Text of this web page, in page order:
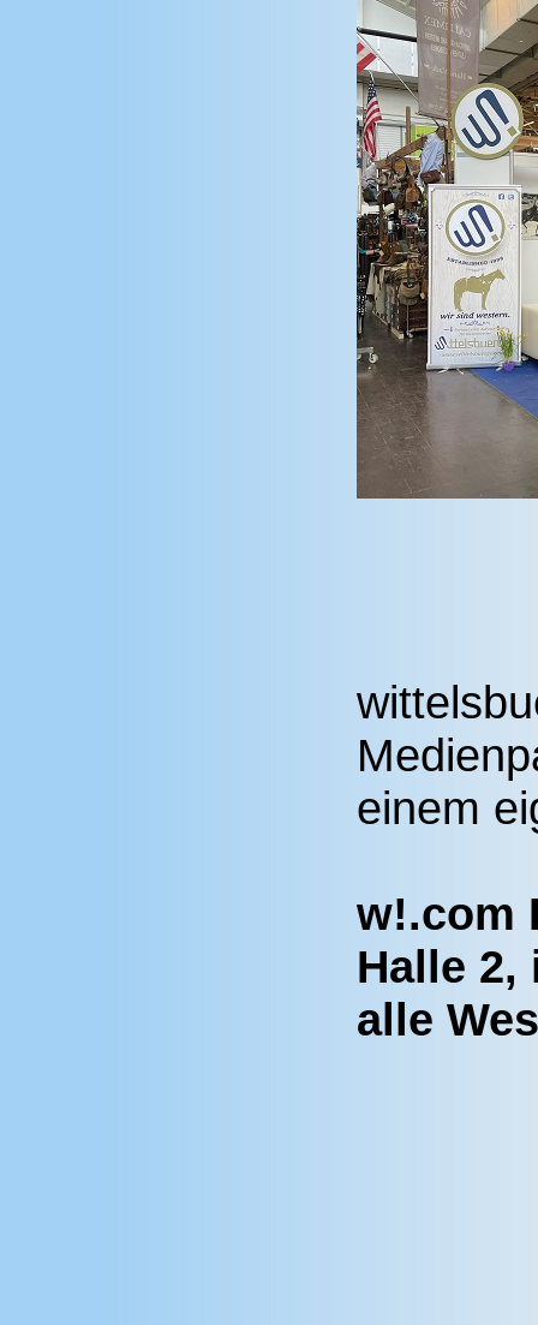
einem
w!.com
Halle
alle